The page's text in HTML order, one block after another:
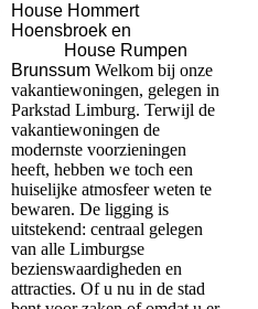
House Hommert
Hoensbroek en
House Rumpen
Brunssum Welkom bij onze
vakantiewoningen, gelegen in
Parkstad Limburg. Terwijl de
vakantiewoningen de
modernste voorzieningen
heeft, hebben we toch een
huiselijke atmosfeer weten te
bewaren. De ligging is
uitstekend: centraal gelegen
van alle Limburgse
bezienswaardigheden en
attracties. Of u nu in de stad